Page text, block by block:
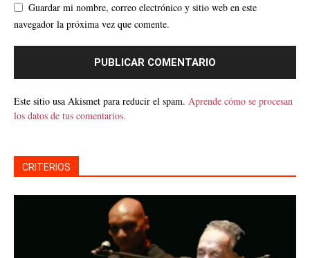
Guardar mi nombre, correo electrónico y sitio web en este
navegador la próxima vez que comente.
Este sitio usa Akismet para reducir el spam. Aprende cómo se procesan
los datos de tus comentarios.
CRITERIOS